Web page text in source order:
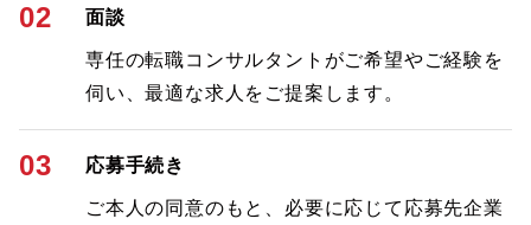
02 面談
専任の転職コンサルタントがご希望やご経験を
伺い、最適な求人をご提案します。
03 応募手続き
ご本人の同意のもと、必要に応じて応募先企業